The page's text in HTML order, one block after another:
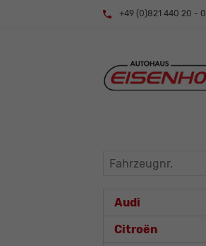
+49 (0)821 440 20 - 0
Fahrzeugnr.
Audi
Citroën